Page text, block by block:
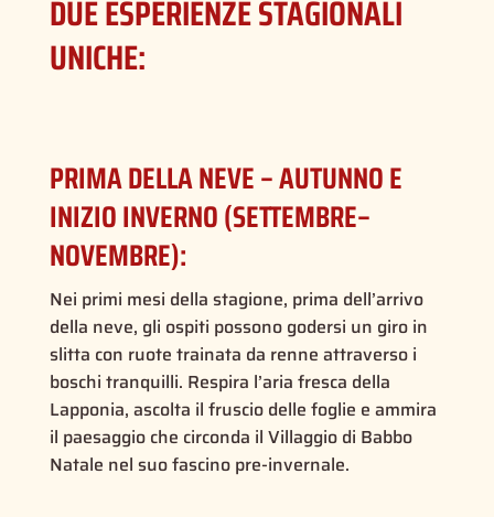
DUE ESPERIENZE STAGIONALI
UNICHE:
PRIMA DELLA NEVE – AUTUNNO E
INIZIO INVERNO (SETTEMBRE–
NOVEMBRE):
Nei primi mesi della stagione, prima dell’arrivo
della neve, gli ospiti possono godersi un giro in
slitta con ruote trainata da renne attraverso i
boschi tranquilli. Respira l’aria fresca della
Lapponia, ascolta il fruscio delle foglie e ammira
il paesaggio che circonda il Villaggio di Babbo
Natale nel suo fascino pre-invernale.